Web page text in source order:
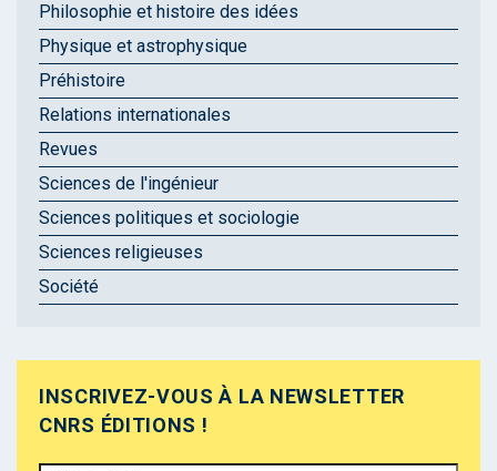
Philosophie et histoire des idées
Physique et astrophysique
Préhistoire
Relations internationales
Revues
Sciences de l'ingénieur
Sciences politiques et sociologie
Sciences religieuses
Société
INSCRIVEZ-VOUS À LA NEWSLETTER
CNRS ÉDITIONS !